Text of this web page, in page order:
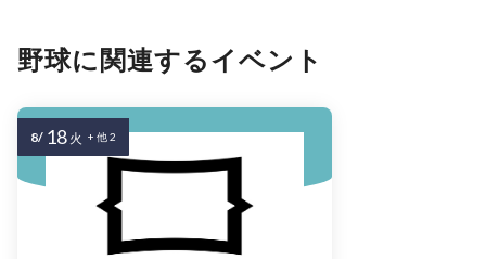
野球に関連するイベント
8/ 18 火 + 他 2